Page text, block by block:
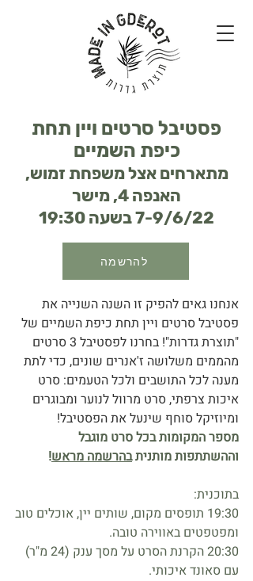
פסטיבל סרטים ויין תחת
כיפת השמיים
מתארחים אצל משפחת זמוש,
האנפה 4, מישר
7-9/6/22 בשעה 19:30
להרשמה
אנחנו גאים להפיק זו השנה השנייה את
פסטיבל סרטים ויין תחת כיפת השמיים של
"תוצרת גדרות"! בחרנו לפסטיבל 3 סרטים
מהממים משלושה ז'אנרים שונים, כדי לתת
מענה לכל התושבים ולכל הטעמים: סרט
איכות צרפתי, סרט מרוול לנוער ומבוגרים
ומיוזיקל סוחף שינעל את הפסטיבל!
מספר המקומות בכל סרט מוגבל
וההשתתפות מותניתבהרשמה מראש!
בתוכנית:
19:30 תופסים מקום, שותים יין, אוכלים טוב
ומפטפטים באווירה טובה.
20:30 הקרנת הסרט על מסך ענק (24 מ"ר)
עם סאונד איכותי.